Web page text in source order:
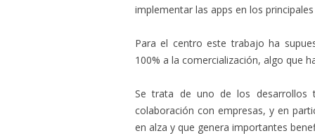
implementar las apps en los
Para el centro este trabajo ha
100% a la comercialización, algo que
Se trata de uno de los desarrollos
colaboración con empresas, y en
en alza y que genera importantes